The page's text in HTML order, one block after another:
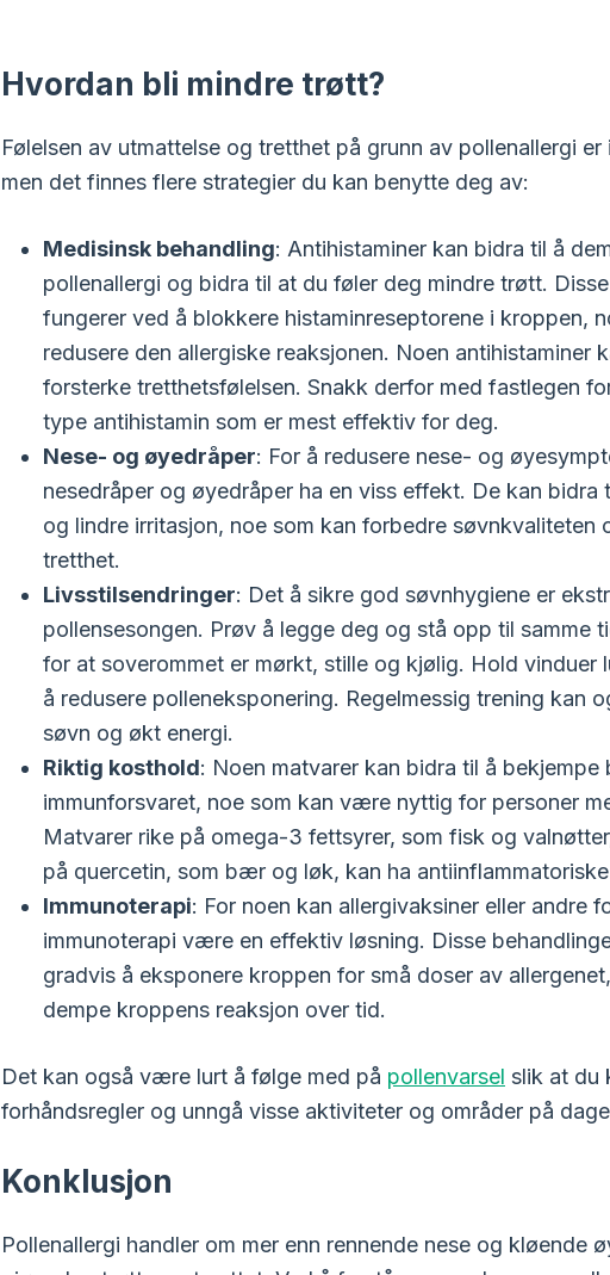
Hvordan bli mindre trøtt?
Følelsen av utmattelse og tretthet på grunn av pollenallergi er
men det finnes flere strategier du kan benytte deg av:
Medisinsk behandling: Antihistaminer kan bidra til å
pollenallergi og bidra til at du føler deg mindre trøtt.
fungerer ved å blokkere histaminreseptorene i kroppen,
redusere den allergiske reaksjonen. Noen antihistaminer
forsterke tretthetsfølelsen. Snakk derfor med fastlegen
type antihistamin som er mest effektiv for deg.
Nese- og øyedråper: For å redusere nese- og
nesedråper og øyedråper ha en viss effekt. De kan bidra
og lindre irritasjon, noe som kan forbedre søvnkvaliteten
tretthet.
Livsstilsendringer: Det å sikre god søvnhygiene er
pollensesongen. Prøv å legge deg og stå opp til samme
for at soverommet er mørkt, stille og kjølig. Hold vinduer
å redusere polleneksponering. Regelmessig trening kan
søvn og økt energi.
Riktig kosthold: Noen matvarer kan bidra til å bekjempe
immunforsvaret, noe som kan være nyttig for personer
Matvarer rike på omega-3 fettsyrer, som fisk og
på quercetin, som bær og løk, kan ha
Immunoterapi: For noen kan allergivaksiner eller andre
immunoterapi være en effektiv løsning. Disse
gradvis å eksponere kroppen for små doser av
dempe kroppens reaksjon over tid.
Det kan også være lurt å følge med på pollenvarsel slik at du
forhåndsregler og unngå visse aktiviteter og områder på
Konklusjon
Pollenallergi handler om mer enn rennende nese og kløende